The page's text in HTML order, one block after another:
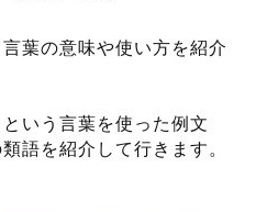
言葉の意味や使い方を紹介
という言葉を使った例文
語を紹介して行きます。